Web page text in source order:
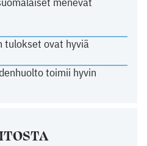
tulokset ovat hyviä
toimii hyvin